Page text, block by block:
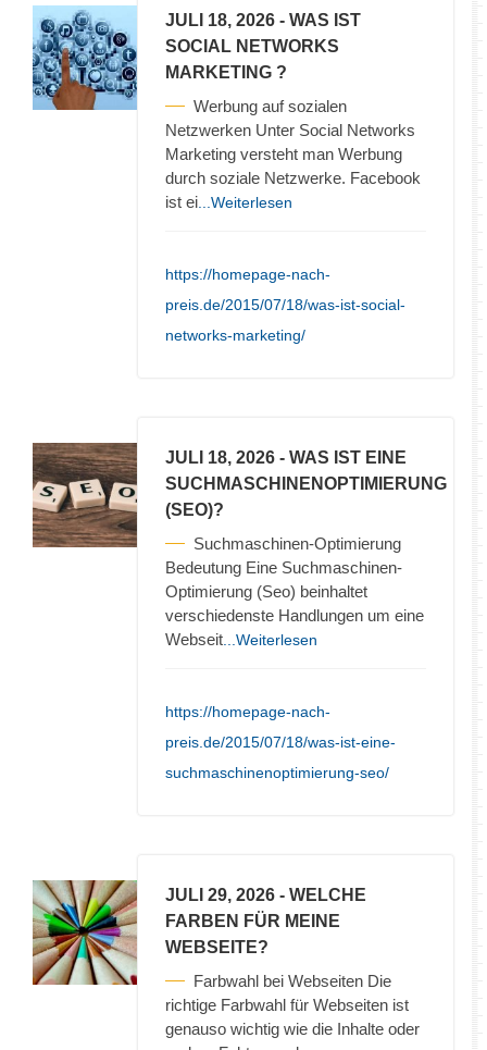
JULI 18, 2026 - WAS IST
SOCIAL NETWORKS
MARKETING ?
Werbung auf sozialen
Netzwerken Unter Social Networks
Marketing versteht man Werbung
durch soziale Netzwerke. Facebook
ist ei ...Weiterlesen
https://homepage-nach-
preis.de/2015/07/18/was-ist-social-
networks-marketing/
JULI 18, 2026 - WAS IST EINE
SUCHMASCHINENOPTIMIERUNG
(SEO)?
Suchmaschinen-Optimierung
Bedeutung Eine Suchmaschinen-
Optimierung (Seo) beinhaltet
verschiedenste Handlungen um eine
Webseit ...Weiterlesen
https://homepage-nach-
preis.de/2015/07/18/was-ist-eine-
suchmaschinenoptimierung-seo/
JULI 29, 2026 - WELCHE
FARBEN FÜR MEINE
WEBSEITE?
Farbwahl bei Webseiten Die
richtige Farbwahl für Webseiten ist
genauso wichtig wie die Inhalte oder